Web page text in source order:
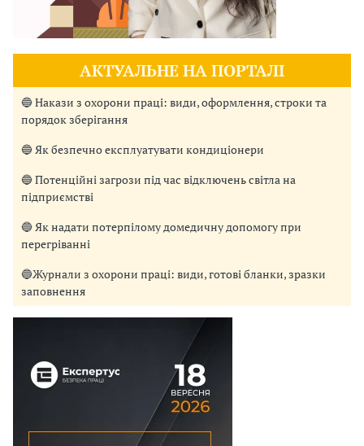
АКТУАЛЬНЕ НА ПОРТАЛІ
🔵 Накази з охорони праці: види, оформлення, строки та
порядок зберігання
🔵 Як безпечно експлуатувати кондиціонери
🔵 Потенційні загрози під час відключень світла на
підприємстві
🔵 Як надати потерпілому домедичну допомогу при
перегріванні
🔵Журнали з охорони праці: види, готові бланки, зразки
заповнення